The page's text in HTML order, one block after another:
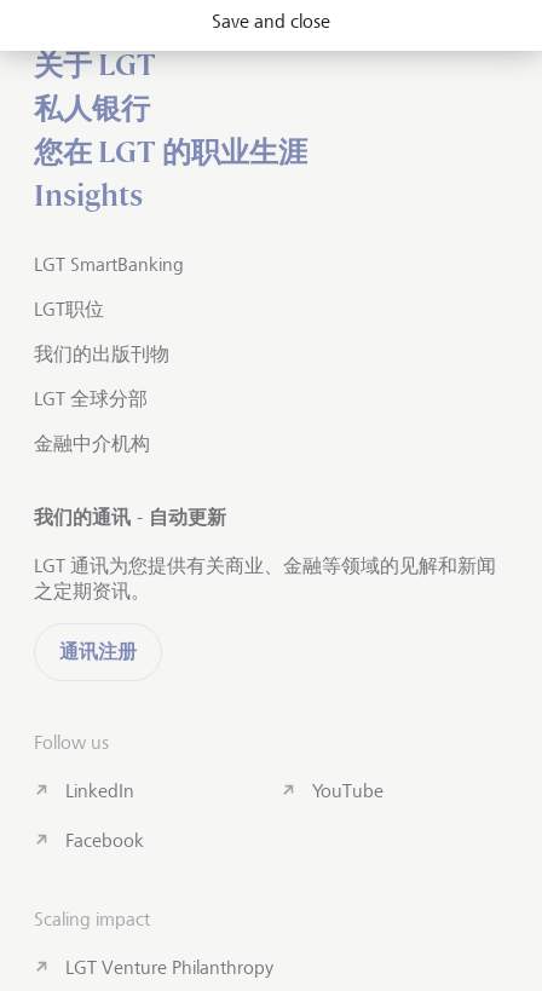
关于 LGT
私人银行
您在 LGT 的职业生涯
Insights
LGT SmartBanking
LGT职位
我们的出版刊物
LGT 全球分部
金融中介机构
我们的通讯 - 自动更新
LGT 通讯为您提供有关商业、金融等领域的见解和新闻
之定期资讯。
通讯注册
Follow us
LinkedIn
Facebook
YouTube
Scaling impact
LGT Venture Philanthropy
Save and close